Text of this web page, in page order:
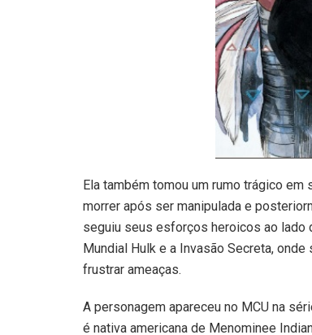
Ela também tomou um rumo trágico
morrer após ser manipulada e
seguiu seus esforços heroicos ao lado
Mundial Hulk e a Invasão Secreta,
frustrar ameaças.
A personagem apareceu no MCU na
é nativa americana de Menominee